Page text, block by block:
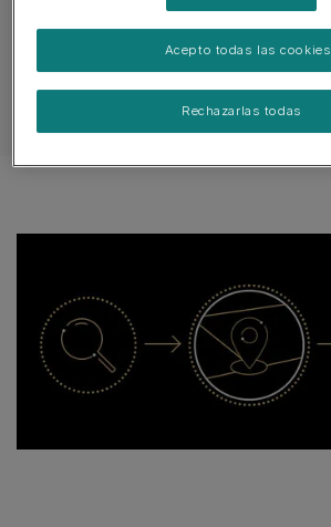
Ingredientes y nutrición
Modo de empleoRechazarlas todas
Acepto todas las cookies